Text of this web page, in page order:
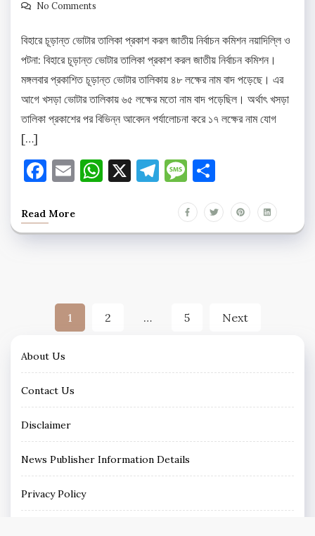
No Comments
বিহারে চূড়ান্ত ভোটার তালিকা প্রকাশ করল জাতীয় নির্বাচন কমিশন নয়াদিল্লি ও
পটনা: বিহারে চূড়ান্ত ভোটার তালিকা প্রকাশ করল জাতীয় নির্বাচন কমিশন।
মঙ্গলবার প্রকাশিত চূড়ান্ত ভোটার তালিকায় ৪৮ লক্ষের নাম বাদ পড়েছে। এর
আগে খসড়া ভোটার তালিকায় ৬৫ লক্ষের মতো নাম বাদ পড়েছিল। অর্থাৎ খসড়া
তালিকা প্রকাশের পর বিভিন্ন আবেদন পর্যালোচনা করে ১৭ লক্ষের নাম যোগ
[…]
Facebook
EmailWhatsApp
X Telegram
Message
Read More
Posts
pagination
1 2 … 5 Next
About Us
Contact Us
Disclaimer
News Publisher Information Details
Privacy Policy